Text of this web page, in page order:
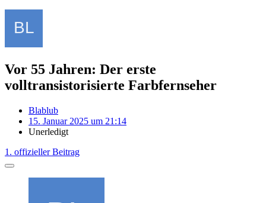
Vor 55 Jahren: Der erste
volltransistorisierte Farbfernseher
Blablub
15. Januar 2025 um 21:14
Unerledigt
1. offizieller Beitrag